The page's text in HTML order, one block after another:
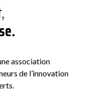
France
association
de l’innovation